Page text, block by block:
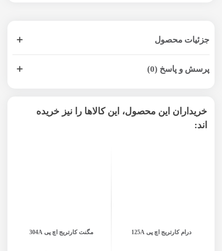
جزئیات محصول
پرسش و پاسخ (0)
خریداران این محصول، این کالاها را نیز خریده
اند:
درام کارتریج اچ پی 125A مگنت کارتریج اچ پی 304A